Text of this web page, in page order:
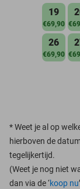
19
€69,90
26
€69,90
*Weet je al op
hierboven de
tegelijkertijd.
(Weet je nog niet
dan via de ‘koop nu